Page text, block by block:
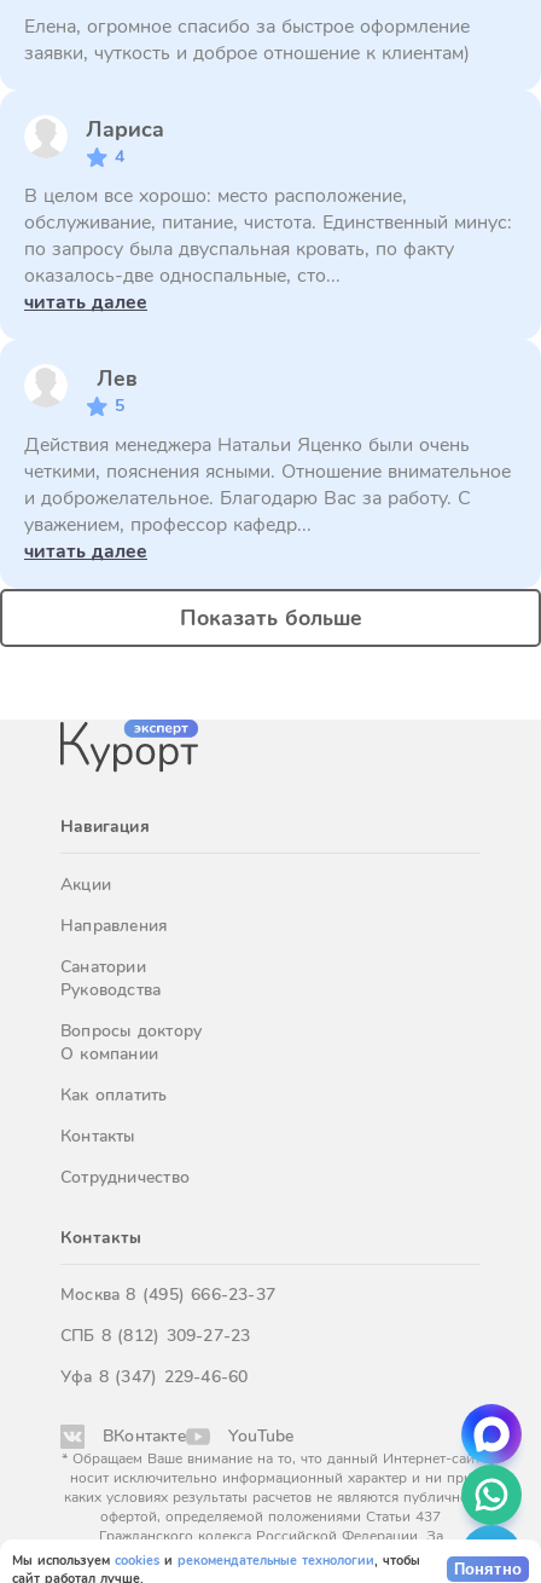
Мы используем cookies и рекомендательные технологии, чтобы
сайт работал лучше.
Понятно
Елена, огромное спасибо за быстрое оформление
заявки, чуткость и доброе отношение к клиентам)
Лариса
4
В целом все хорошо: место расположение,
обслуживание, питание, чистота. Единственный минус:
по запросу была двуспальная кровать, по факту
оказалось-две односпальные, сто...
читать далее
Лев
5
Действия менеджера Натальи Яценко были очень
четкими, пояснения ясными. Отношение внимательное
и доброжелательное. Благодарю Вас за работу. С
уважением, профессор кафедр...
читать далее
Показать больше
Навигация
Акции
Направления
Санатории
Руководства
Вопросы доктору
О компании
Как оплатить
Контакты
Сотрудничество
Контакты
Москва8 (495) 666-23-37
СПБ 8 (812) 309-27-23
Уфа 8 (347) 229-46-60
ВКонтакте YouTube
* Обращаем Ваше внимание на то, что данный Интернет-сайт
носит исключительно информационный характер и ни при
каких условиях результаты расчетов не являются публичной
офертой, определяемой положениями Статьи 437
Гражданского кодекса Российской Федерации. За
окончательным расчетом обращайтесь к нашим менеджерам.